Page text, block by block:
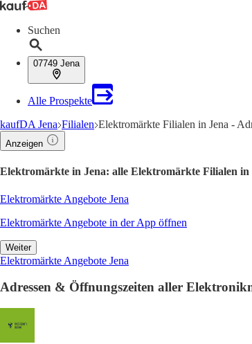
Suchen
07749 Jena
Alle Prospekte
kaufDA Jena Filialen Elektromärkte Filialen in Jena -
Anzeigen
Elektromärkte in Jena: alle Elektromärkte Filialen in
Elektromärkte Angebote Jena
Elektromärkte Angebote in der App öffnen
Weiter
Elektromärkte Angebote Jena
Adressen & Öffnungszeiten aller